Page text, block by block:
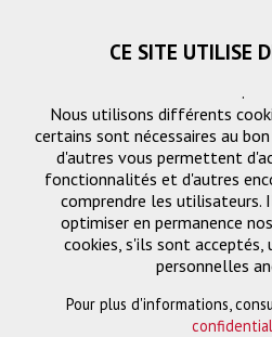
Clik-Clik
CE SITE UTILISE
.
Nous utilisons différents
certains sont nécessaires au
d'autres vous permettent
fonctionnalités et d'autres
comprendre les utilisateurs.
optimiser en permanence
cookies, s'ils sont acceptés,
personnelles
Pour plus d'informations,